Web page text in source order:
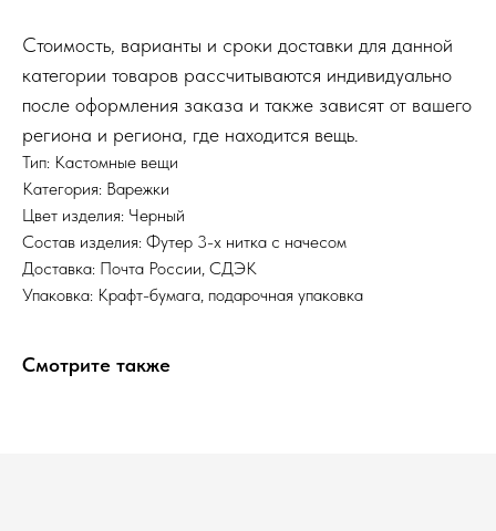
Стоимость, варианты и сроки доставки для данной
категории товаров рассчитываются индивидуально
после оформления заказа и также зависят от вашего
региона и региона, где находится вещь.
Тип: Кастомные вещи
Категория: Варежки
Цвет изделия: Черный
Состав изделия: Футер 3-х нитка с начесом
Доставка: Почта России, СДЭК
Упаковка: Крафт-бумага, подарочная упаковка
Смотрите также